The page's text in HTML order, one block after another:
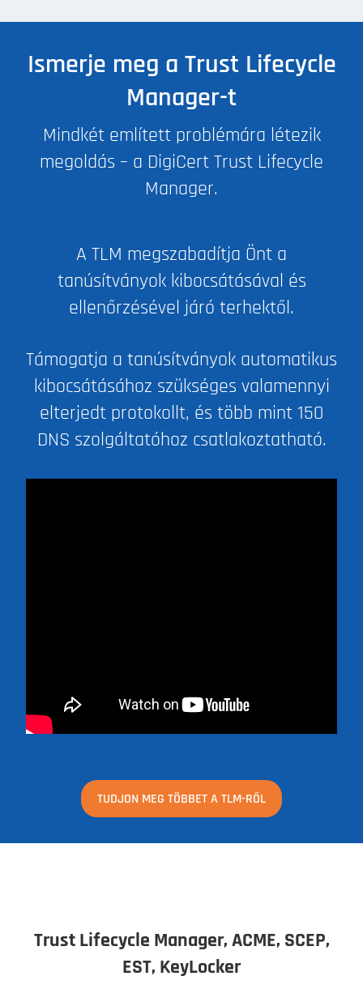
Ismerje meg a Trust Lifecycle
Manager-t
Mindkét említett problémára létezik
megoldás – a DigiCert Trust Lifecycle
Manager.
A TLM megszabadítja Önt a
tanúsítványok kibocsátásával és
ellenőrzésével járó terhektől.
Támogatja a tanúsítványok automatikus
kibocsátásához szükséges valamennyi
elterjedt protokollt, és több mint 150
DNS szolgáltatóhoz csatlakoztatható.
TUDJON MEG TÖBBET A TLM-RŐL
Trust Lifecycle Manager, ACME, SCEP,
EST, KeyLocker